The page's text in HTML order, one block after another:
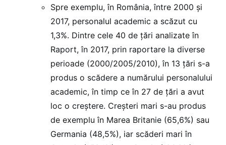
Spre exemplu, în România, între 2000 și
2017, personalul academic a scăzut cu
1,3%. Dintre cele 40 de țări analizate în
Raport, în 2017, prin raportare la diverse
perioade (2000/2005/2010), în 13 țări s-a
produs o scădere a numărului personalului
academic, în timp ce în 27 de țări a avut
loc o creștere. Creșteri mari s-au produs
de exemplu în Marea Britanie (65,6%) sau
Germania (48,5%), iar scăderi mari în